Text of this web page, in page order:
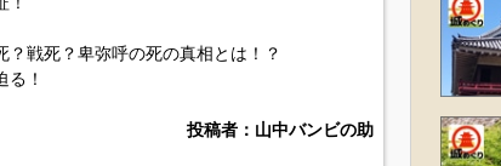
戦死？卑弥呼の死の真相とは！？
！
投稿者：山中バンビの助